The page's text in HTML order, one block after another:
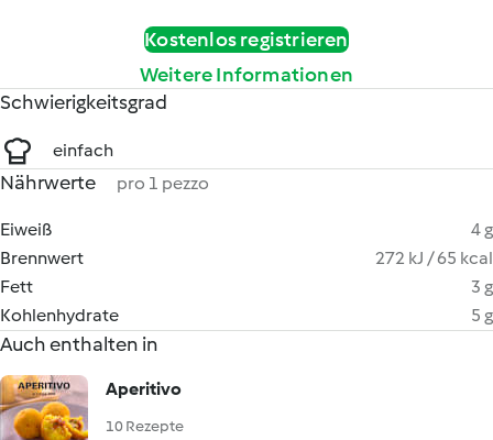
Kostenlos registrieren
Weitere Informationen
Schwierigkeitsgrad
einfach
Nährwerte pro 1 pezzo
Eiweiß
4 g
Brennwert
272 kJ / 65 kcal
Fett
3 g
Kohlenhydrate
5 g
Auch enthalten in
Aperitivo
10 Rezepte